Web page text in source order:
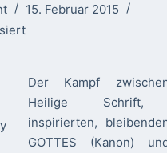
15. Februar 2015
Der Kampf
Heilige Schrift,
inspirierten,
GOTTES (Kanon)